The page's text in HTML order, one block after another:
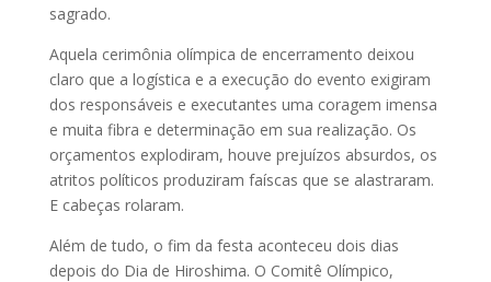
sagrado.
Aquela cerimônia olímpica de encerramento deixou
claro que a logística e a execução do evento exigiram
dos responsáveis e executantes uma coragem imensa
e muita fibra e determinação em sua realização. Os
orçamentos explodiram, houve prejuízos absurdos, os
atritos políticos produziram faíscas que se alastraram.
E cabeças rolaram.
Além de tudo, o fim da festa aconteceu dois dias
depois do Dia de Hiroshima. O Comitê Olímpico,